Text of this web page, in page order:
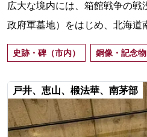
広大な境内には、箱館戦争の
政府軍墓地）をはじめ、北海道
ります。また、高田屋嘉兵衛の
石」を二つに分断した「招魂場
史跡・碑（市内） 銅像・記念物
戸井、恵山、椴法華、南茅部